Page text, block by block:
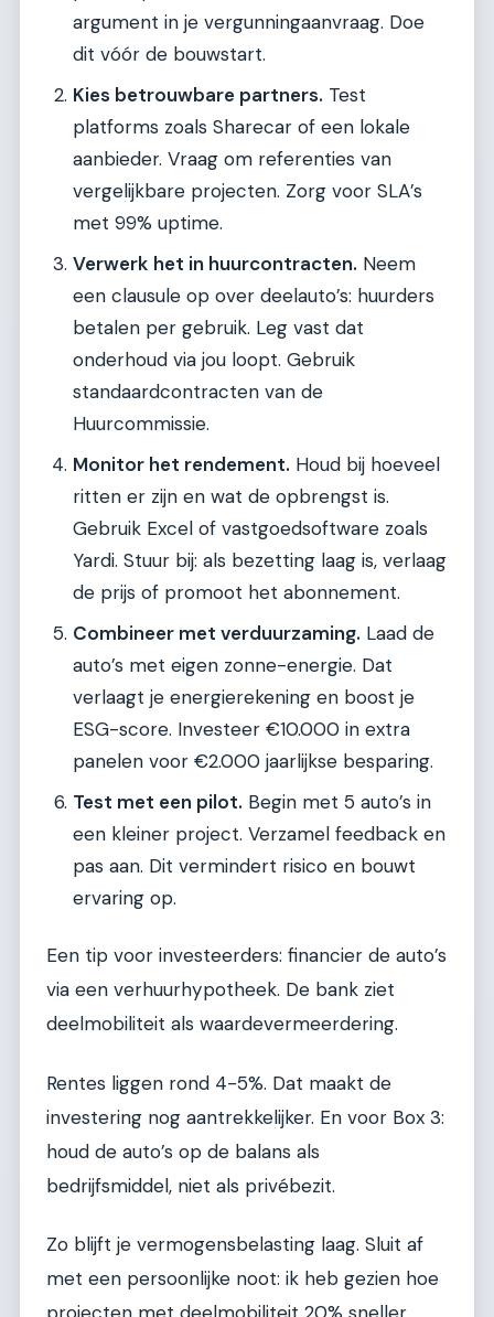
argument in je vergunningaanvraag. Doe
dit vóór de bouwstart.
Kies betrouwbare partners. Test
platforms zoals Sharecar of een lokale
aanbieder. Vraag om referenties van
vergelijkbare projecten. Zorg voor SLA’s
met 99% uptime.
Verwerk het in huurcontracten. Neem
een clausule op over deelauto’s: huurders
betalen per gebruik. Leg vast dat
onderhoud via jou loopt. Gebruik
standaardcontracten van de
Huurcommissie.
Monitor het rendement. Houd bij hoeveel
ritten er zijn en wat de opbrengst is.
Gebruik Excel of vastgoedsoftware zoals
Yardi. Stuur bij: als bezetting laag is, verlaag
de prijs of promoot het abonnement.
Combineer met verduurzaming. Laad de
auto’s met eigen zonne-energie. Dat
verlaagt je energierekening en boost je
ESG-score. Investeer €10.000 in extra
panelen voor €2.000 jaarlijkse besparing.
Test met een pilot. Begin met 5 auto’s in
een kleiner project. Verzamel feedback en
pas aan. Dit vermindert risico en bouwt
ervaring op.
Een tip voor investeerders: financier de auto’s
via een verhuurhypotheek. De bank ziet
deelmobiliteit als waardevermeerdering.
Rentes liggen rond 4-5%. Dat maakt de
investering nog aantrekkelijker. En voor Box 3:
houd de auto’s op de balans als
bedrijfsmiddel, niet als privébezit.
Zo blijft je vermogensbelasting laag. Sluit af
met een persoonlijke noot: ik heb gezien hoe